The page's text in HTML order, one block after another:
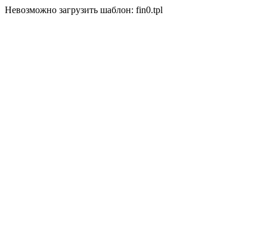
Невозможно загрузить шаблон: fin0.tpl